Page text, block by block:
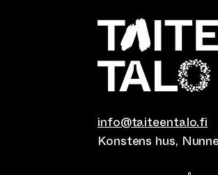
info@taiteentalo.fi
Konstens hus,